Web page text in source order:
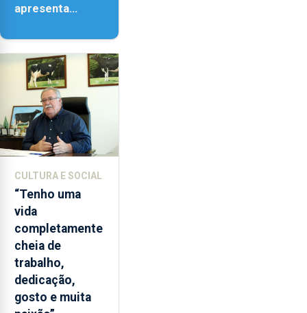
apresenta
Paisagem’
CULTURA E SOCIAL
“Tenho uma
vida
completamente
cheia de
trabalho,
dedicação,
gosto e muita